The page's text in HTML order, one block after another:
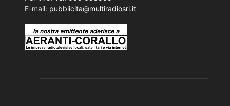
E-mail: pubblicita@multiradiosrl.it